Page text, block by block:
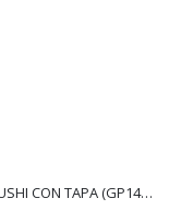
COMBO ENVASE NEGRO SUSHI CON TAPA (GP14529)